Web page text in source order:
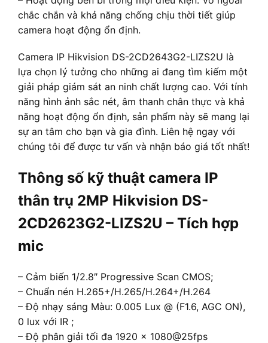
chắc chắn và khả năng chống chịu thời tiết giúp
camera hoạt động ổn định.
Camera IP Hikvision DS-2CD2643G2-LIZS2U là
lựa chọn lý tưởng cho những ai đang tìm kiếm một
giải pháp giám sát an ninh chất lượng cao. Với tính
năng hình ảnh sắc nét, âm thanh chân thực và khả
năng hoạt động ổn định, sản phẩm này sẽ mang lại
sự an tâm cho bạn và gia đình. Liên hệ ngay với
chúng tôi để được tư vấn và nhận báo giá tốt nhất!
Thông số kỹ thuật camera IP
thân trụ 2MP Hikvision DS-
2CD2623G2-LIZS2U – Tích hợp
mic
– Cảm biến 1/2.8″ Progressive Scan CMOS;
– Chuẩn nén H.265+/H.265/H.264+/H.264
– Độ nhạy sáng Màu: 0.005 Lux @ (F1.6, AGC ON),
0 lux với IR ;
– Độ phân giải tối đa 1920 × 1080@25fps